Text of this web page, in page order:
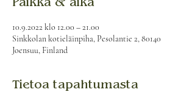
Paikka & aika
10.9.2022 klo 12.00 – 21.00
Sinkkolan kotieläinpiha, Pesolantie 2, 80140
Joensuu, Finland
Tietoa tapahtumasta